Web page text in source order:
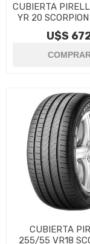
CUBIERTA
YR 20
U$S
CUBIERTA
255/55 VR18